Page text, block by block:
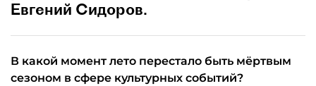
Евгений Сидоров.
В какой момент лето перестало быть мёртвым
сезоном в сфере культурных событий?